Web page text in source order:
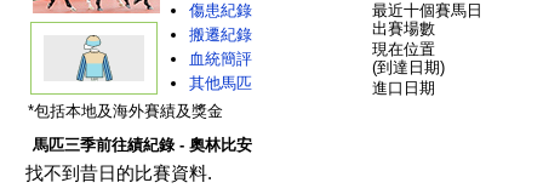
傷患紀錄
搬遷紀錄
血統簡評
其他馬匹
最近十個賽馬日
出賽場數
現在位置
(到達日期)
進口日期
*包括本地及海外賽績及獎金
馬匹三季前往績紀錄 - 奧林比安
找不到昔日的比賽資料.